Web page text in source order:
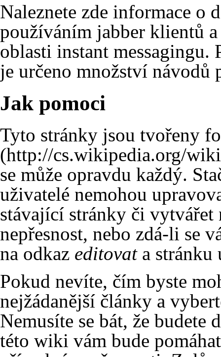
Naleznete zde informace o
používáním jabber klientů
oblasti instant messagingu.
je určeno množství návodů
Jak pomoci
Tyto stránky jsou tvořeny
se může opravdu každý.
uživatelé nemohou
stávající stránky či vytvářet
nepřesnost, nebo zdá-li se
na odkaz editovata stránku
Pokud nevíte, čím byste
nejžádanější články a
Nemusíte se bát, že
této wiki vám bude